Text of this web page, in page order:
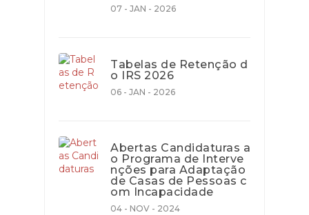
07 - JAN - 2026
Tabelas de Retenção d
o IRS 2026
06 - JAN - 2026
Abertas Candidaturas a
o Programa de Interve
nções para Adaptação
de Casas de Pessoas c
om Incapacidade
04 - NOV - 2024